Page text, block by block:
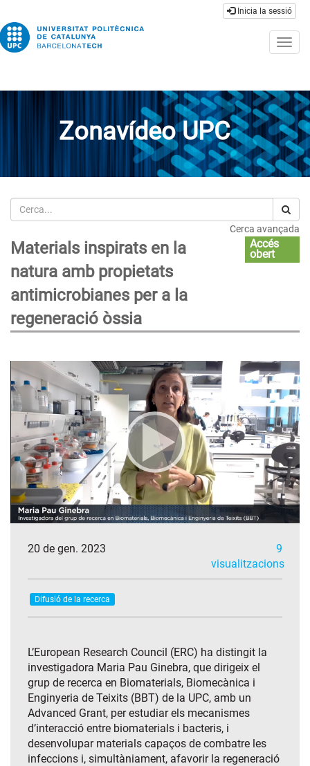
Inicia la sessió
Zonavídeo UPC
Cerca
Cerca avançada
Materials inspirats en la
natura amb propietats
antimicrobianes per a la
regeneració òssia
Accés
obert
20 de gen. 2023
9
visualitzacions
Difusió de la recerca
L’European Research Council (ERC) ha distingit la
investigadora Maria Pau Ginebra, que dirigeix el
grup de recerca en Biomaterials, Biomecànica i
Enginyeria de Teixits (BBT) de la UPC, amb un
Advanced Grant, per estudiar els mecanismes
d’interacció entre biomaterials i bacteris, i
desenvolupar materials capaços de combatre les
infeccions i, simultàniament, afavorir la regeneració